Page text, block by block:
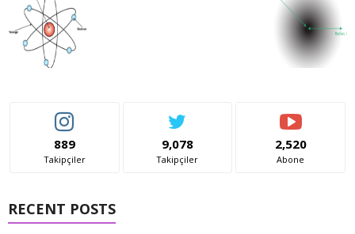
889
Takipçiler
9,078
Takipçiler
2,520
Abone
RECENT POSTS